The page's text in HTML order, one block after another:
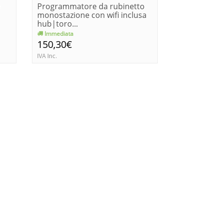
Programmatore da rubinetto
monostazione con wifi inclusa
hub|toro...
Immediata
150,30€
IVA Inc.